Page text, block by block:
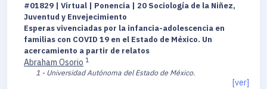
#01829 | Virtual | Ponencia | 20 Sociología de la Niñez,
Juventud y Envejecimiento
Esperas vivenciadas por la infancia-adolescencia en
familias con COVID 19 en el Estado de México. Un
acercamiento a partir de relatos
Abraham Osorio 1
1 - Universidad Autónoma del Estado de México.
[ver]